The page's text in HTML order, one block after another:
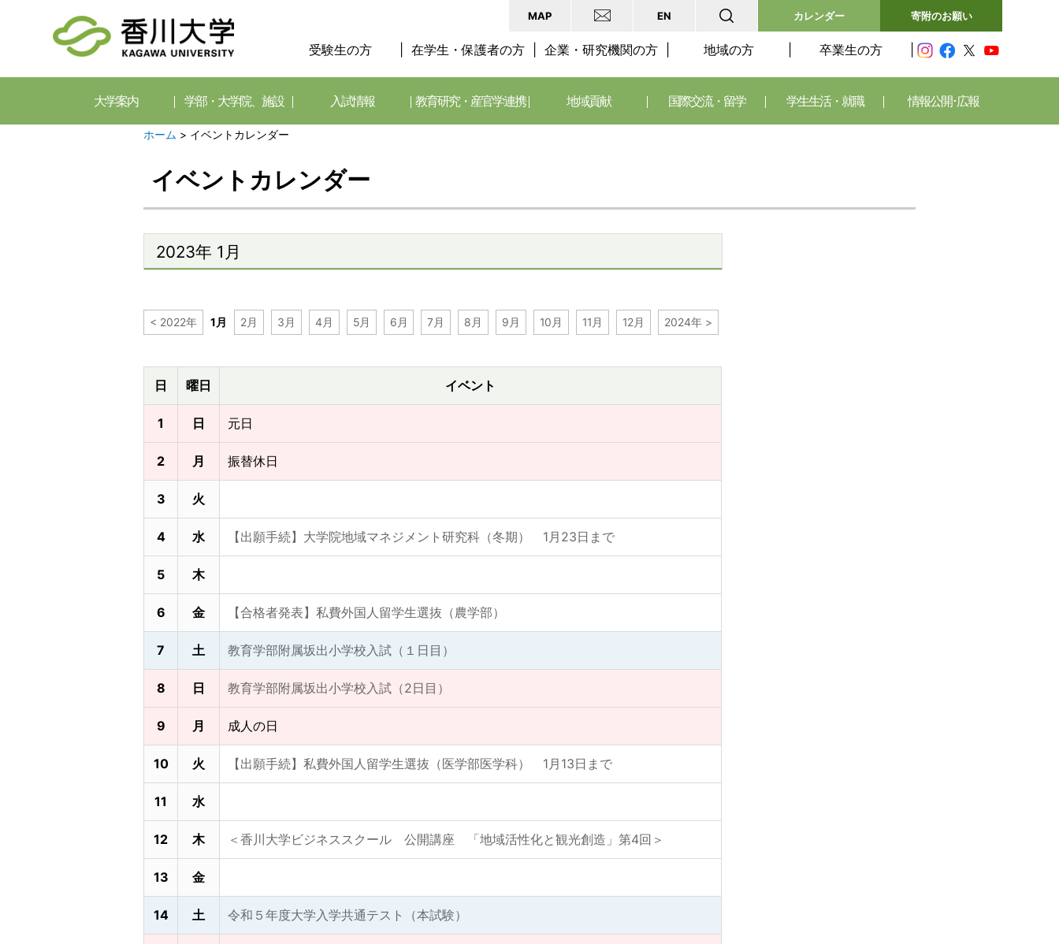
MAP EN カレンダー 寄附のお願い
受験生の方 在学生・保護者の方 企業・研究機関の方 地域の方 卒業生の方
大学案内 学部・大学院、施設 入試情報 教育研究・産官学連携 地域貢献 国際交流・留学 学生生活・就職 情報公開･広報
ホーム > イベントカレンダー
イベントカレンダー
2023年 1月
< 2022年 1月 2月 3月 4月 5月 6月 7月 8月 9月 10月 11月 12月 2024年 >
日 曜日 イベント
1 日 元日
2 月 振替休日
3 火
4 水 【出願手続】大学院地域マネジメント研究科（冬期） 1月23日まで
5 木
6 金 【合格者発表】私費外国人留学生選抜（農学部）
7 土 教育学部附属坂出小学校入試（１日目）
8 日 教育学部附属坂出小学校入試（2日目）
9 月 成人の日
10 火 【出願手続】私費外国人留学生選抜（医学部医学科） 1月13日まで
11 水
12 木 ＜香川大学ビジネススクール 公開講座 「地域活性化と観光創造」第4回＞
13 金
14 土 令和５年度大学入学共通テスト（本試験）